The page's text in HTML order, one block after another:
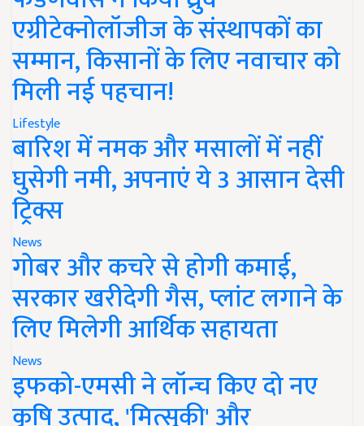
एग्रीटेक्नोलॉजीज के संस्थापकों का
सम्मान, किसानों के लिए नवाचार को
मिली नई पहचान!
Lifestyle
बारिश में नमक और मसालों में नहीं
घुसेगी नमी, अपनाएं ये 3 आसान देसी
ट्रिक्स
News
गोबर और कचरे से होगी कमाई,
सरकार खरीदेगी गैस, प्लांट लगाने के
लिए मिलेगी आर्थिक सहायता
News
इफको-एमसी ने लॉन्च किए दो नए
कृषि उत्पाद, 'मित्सुकी' और